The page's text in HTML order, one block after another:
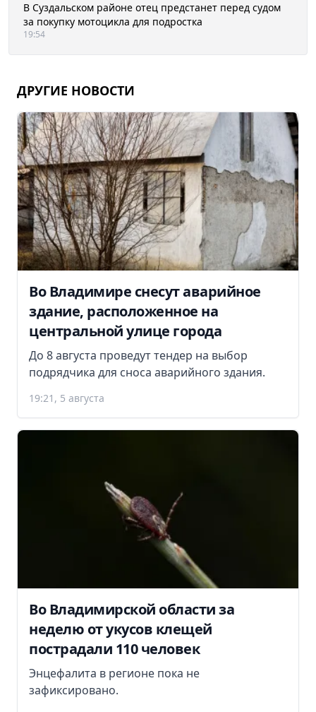
В Суздальском районе отец предстанет перед судом
за покупку мотоцикла для подростка
19:54
ДРУГИЕ НОВОСТИ
Во Владимире снесут аварийное
здание, расположенное на
центральной улице города
До 8 августа проведут тендер на выбор
подрядчика для сноса аварийного здания.
19:21, 5 августа
Во Владимирской области за
неделю от укусов клещей
пострадали 110 человек
Энцефалита в регионе пока не
зафиксировано.